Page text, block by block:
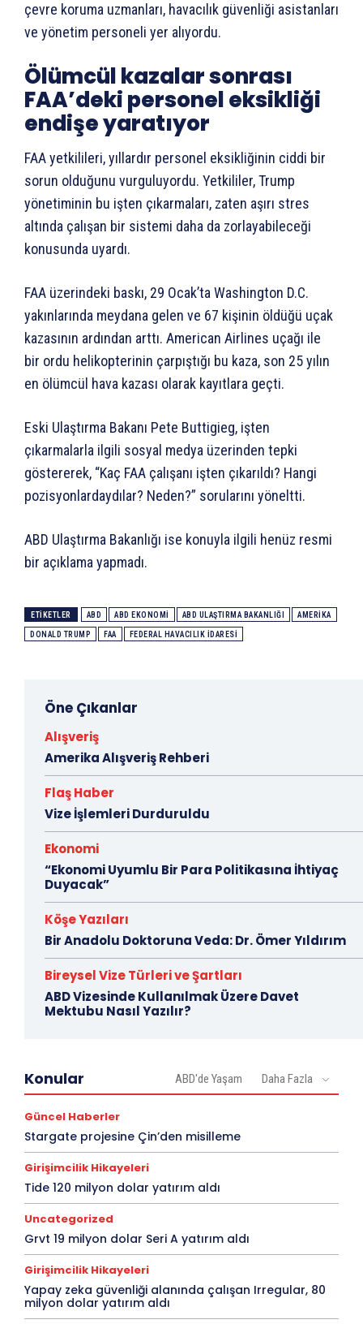
çevre koruma uzmanları, havacılık güvenliği asistanları
ve yönetim personeli yer alıyordu.
Ölümcül kazalar sonrası
FAA’deki personel eksikliği
endişe yaratıyor
FAA yetkilileri, yıllardır personel eksikliğinin ciddi bir
sorun olduğunu vurguluyordu. Yetkililer, Trump
yönetiminin bu işten çıkarmaları, zaten aşırı stres
altında çalışan bir sistemi daha da zorlayabileceği
konusunda uyardı.
FAA üzerindeki baskı, 29 Ocak’ta Washington D.C.
yakınlarında meydana gelen ve 67 kişinin öldüğü uçak
kazasının ardından arttı. American Airlines uçağı ile
bir ordu helikopterinin çarpıştığı bu kaza, son 25 yılın
en ölümcül hava kazası olarak kayıtlara geçti.
Eski Ulaştırma Bakanı Pete Buttigieg, işten
çıkarmalarla ilgili sosyal medya üzerinden tepki
göstererek, “Kaç FAA çalışanı işten çıkarıldı? Hangi
pozisyonlardaydılar? Neden?” sorularını yöneltti.
ABD Ulaştırma Bakanlığı ise konuyla ilgili henüz resmi
bir açıklama yapmadı.
ETIKETLER ABD ABD EKONOMI ABD ULAŞTIRMA BAKANLIĞI AMERIKA
DONALD TRUMP FAA FEDERAL HAVACILIK İDARESI
Öne Çıkanlar
Alışveriş
Amerika Alışveriş Rehberi
Flaş Haber
Vize İşlemleri Durduruldu
Ekonomi
“Ekonomi Uyumlu Bir Para Politikasına İhtiyaç
Duyacak”
Köşe Yazıları
Bir Anadolu Doktoruna Veda: Dr. Ömer Yıldırım
Bireysel Vize Türleri ve Şartları
ABD Vizesinde Kullanılmak Üzere Davet
Mektubu Nasıl Yazılır?
Konular ABD'de Yaşam Daha Fazla
Güncel Haberler
Stargate projesine Çin’den misilleme
Girişimcilik Hikayeleri
Tide 120 milyon dolar yatırım aldı
Uncategorized
Grvt 19 milyon dolar Seri A yatırım aldı
Girişimcilik Hikayeleri
Yapay zeka güvenliği alanında çalışan Irregular, 80
milyon dolar yatırım aldı